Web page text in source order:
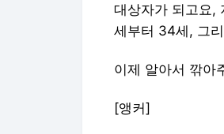
대상자가 되고요,
세부터 34세, 그
이제 알아서 깎아
[앵커]